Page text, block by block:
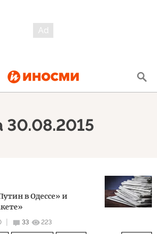
30.08.2015
в Одессе» и
33 223